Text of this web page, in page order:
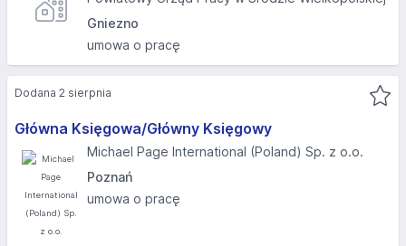
Gniezno
umowa o pracę
Główna Księgowa/Główny Księgowy
Michael Page International (Poland) Sp. z o.o.
Poznań
umowa o pracę
Dodana 2 sierpnia